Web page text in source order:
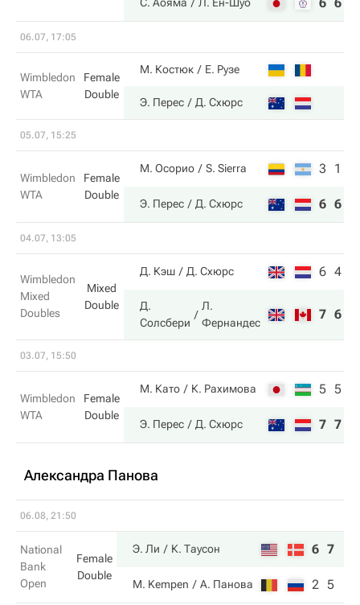
06.07, 17:05
Wimbledon
WTA
Female
Double
М. Костюк Е. Рузе
Э. Перес Д. Схюрс
05.07, 15:25
Wimbledon
WTA
Female
Double
М. Осорио S. Sierra 3 1
Э. Перес Д. Схюрс 6 6
04.07, 13:05
Wimbledon
Mixed
Doubles
Mixed
Double
Д. Кэш Д. Схюрс 6 4
Д.
Солсбери
Л.
Фернандес
7 6
03.07, 15:50
Wimbledon
WTA
Female
Double
М. Като К. Рахимова 5 5
Э. Перес Д. Схюрс 7 7
Александра Панова
06.08, 21:50
National
Bank
Open
Female
Double
Э. Ли К. Таусон 6 7
M. Kempen А. Панова 2 5